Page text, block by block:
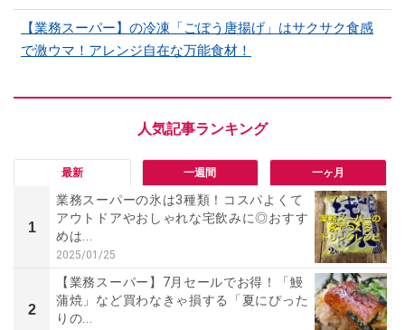
【業務スーパー】の冷凍「ごぼう唐揚げ」はサクサク食感
で激ウマ！アレンジ自在な万能食材！
最新 一週間 一ヶ月
1
業務スーパーの氷は3種類！コスパよくて
アウトドアやおしゃれな宅飲みに◎おすす
めは...
2025/01/25
2
【業務スーパー】7月セールでお得！「鰻
蒲焼」など買わなきゃ損する「夏にぴった
りの...